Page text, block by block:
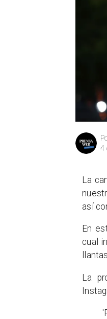
4
La
así
En
cual
La